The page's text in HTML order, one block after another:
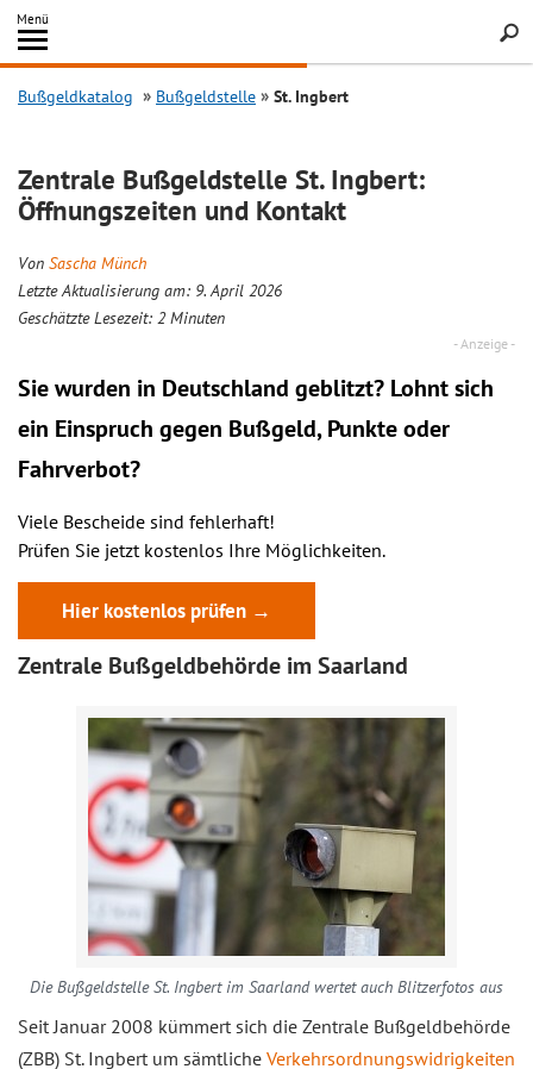
Inhalt
springen
Menü
Search
Bußgeldkatalog Bußgeldstelle St. Ingbert
Zentrale Bußgeldstelle St. Ingbert:
Öffnungszeiten und Kontakt
Von Sascha Münch
Letzte Aktualisierung am: 9. April 2026
Geschätzte Lesezeit: 2 Minuten
Sie wurden in Deutschland geblitzt? Lohnt sich
ein Einspruch gegen Bußgeld, Punkte oder
Fahrverbot?
Viele Bescheide sind fehlerhaft!
Prüfen Sie jetzt kostenlos Ihre Möglichkeiten.
Hier kostenlos prüfen →
Zentrale Bußgeldbehörde im Saarland
Die Bußgeldstelle St. Ingbert im Saarland wertet auch Blitzerfotos aus
Seit Januar 2008 kümmert sich die Zentrale Bußgeldbehörde
(ZBB) St. Ingbert um sämtliche Verkehrsordnungswidrigkeiten